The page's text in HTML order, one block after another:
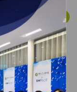
View more